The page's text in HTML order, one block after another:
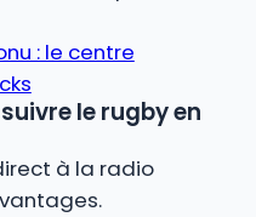
: le centre
le rugby en
à la radio